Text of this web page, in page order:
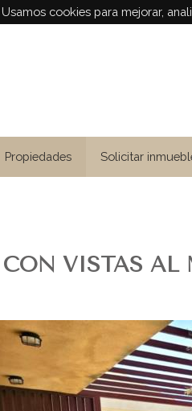
Usamos cookies para mejorar,
Propiedades Solicitar
VISTAS AL